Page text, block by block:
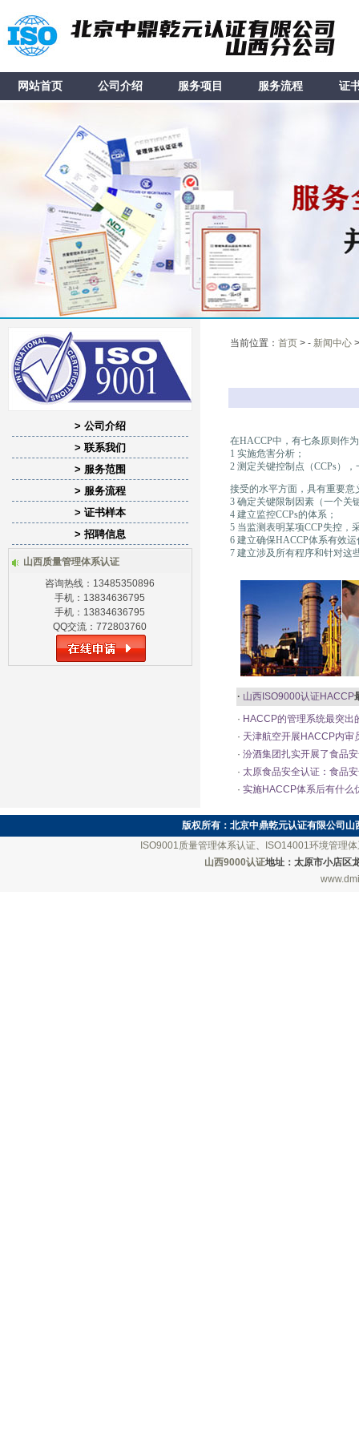
网站首页 公司介绍 服务项目 服务流程 证
> 公司介绍
> 联系我们
> 服务范围
> 服务流程
> 证书样本
> 招聘信息
山西质量管理体系认证
咨询热线：13485350896
手机：13834636795
手机：13834636795
QQ交流：772803760
当前位置： 首页 > - 新闻中心
在HACCP中，有七条原则作
1 实施危害分析；
2 测定关键控制点（CCPs）
接受的水平方面，具有重要意
3 确定关键限制因素（一个关
4 建立监控CCPs的体系；
5 当监测表明某项CCP失控，
6 建立确保HACCP体系有效
7 建立涉及所有程序和针对这
· 山西ISO9000认证HACCP
· HACCP的管理系统最突出
· 天津航空开展HACCP内审
· 汾酒集团扎实开展了食品
· 太原食品安全认证：食品
· 实施HACCP体系后有什么
版权所有： 北京中鼎乾元认证有限公司山
ISO9001质量管理体系认证、
ISO14001环境管理
山西9000认证地址：太原市小店区